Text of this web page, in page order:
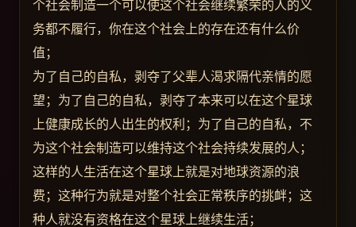
个社会制造一个可以使这个社会继续繁荣的人的义
务都不履行，你在这个社会上的存在还有什么价
值；
为了自己的自私，剥夺了父辈人渴求隔代亲情的愿
望；为了自己的自私，剥夺了本来可以在这个星球
上健康成长的人出生的权利；为了自己的自私，不
为这个社会制造可以维持这个社会持续发展的人；
这样的人生活在这个星球上就是对地球资源的浪
费；这种行为就是对整个社会正常秩序的挑衅；这
种人就没有资格在这个星球上继续生活；